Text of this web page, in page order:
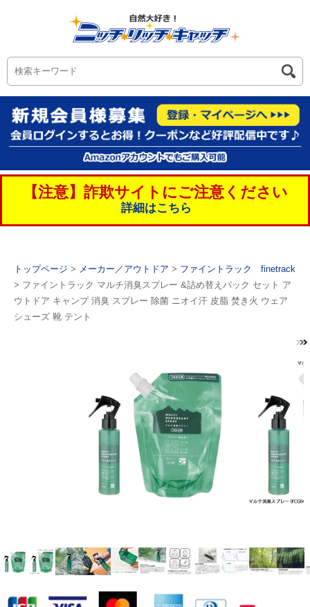
【注意】詐欺サイトにご注意ください
詳細はこちら
トップページ > メーカー／アウトドア > ファイントラック finetrack
> ファイントラック マルチ消臭スプレー &詰め替えパック セット ア
ウトドア キャンプ 消臭 スプレー 除菌 ニオイ汗 皮脂 焚き火 ウェア
シューズ 靴 テント